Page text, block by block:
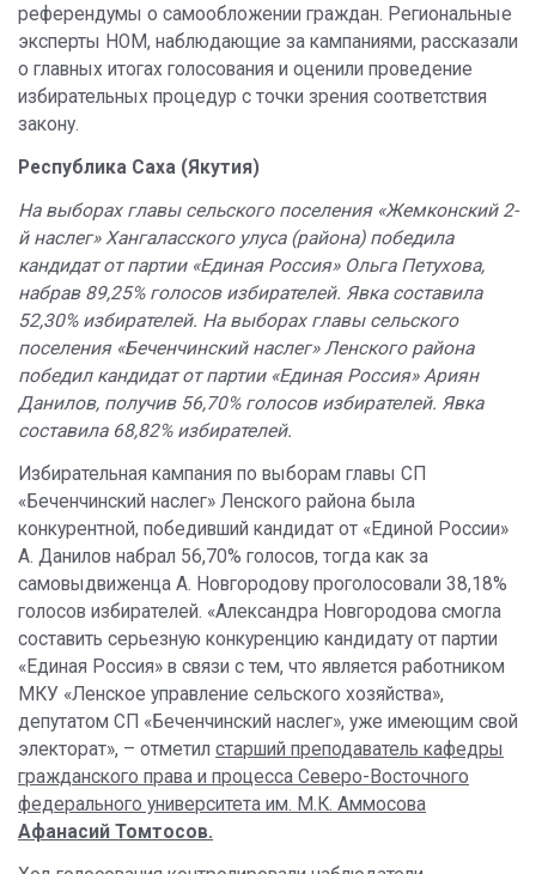
референдумы о самообложении граждан. Региональные
эксперты НОМ, наблюдающие за кампаниями, рассказали
о главных итогах голосования и оценили проведение
избирательных процедур с точки зрения соответствия
закону.
Республика Саха (Якутия)
На выборах главы сельского поселения «Жемконский 2-
й наслег» Хангаласского улуса (района) победила
кандидат от партии «Единая Россия» Ольга Петухова,
набрав 89,25% голосов избирателей. Явка составила
52,30% избирателей. На выборах главы сельского
поселения «Беченчинский наслег» Ленского района
победил кандидат от партии «Единая Россия» Ариян
Данилов, получив 56,70% голосов избирателей. Явка
составила 68,82% избирателей.
Избирательная кампания по выборам главы СП
«Беченчинский наслег» Ленского района была
конкурентной, победивший кандидат от «Единой России»
А. Данилов набрал 56,70% голосов, тогда как за
самовыдвиженца А. Новгородову проголосовали 38,18%
голосов избирателей. «Александра Новгородова смогла
составить серьезную конкуренцию кандидату от партии
«Единая Россия» в связи с тем, что является работником
МКУ «Ленское управление сельского хозяйства»,
депутатом СП «Беченчинский наслег», уже имеющим свой
электорат», – отметил старший преподаватель кафедры
гражданского права и процесса Северо-Восточного
федерального университета им. М.К. Аммосова
Афанасий Томтосов.